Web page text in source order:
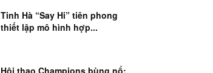
Tinh Hà “Say Hi” tiên phong
thiết lập mô hình hợp...
Hội thao Champions bùng nổ: